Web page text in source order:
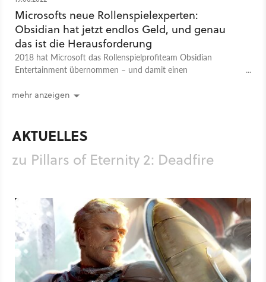
Microsofts neue Rollenspielexperten:
Obsidian hat jetzt endlos Geld, und genau
das ist die Herausforderung
2018 hat Microsoft das Rollenspielprofiteam Obsidian
Entertainment übernommen – und damit einen
Studio seitdem verändert? Drei Chefs standen uns Rede und
mehr anzeigen
AKTUELLES
zu Pillars of Eternity 2: Deadfire